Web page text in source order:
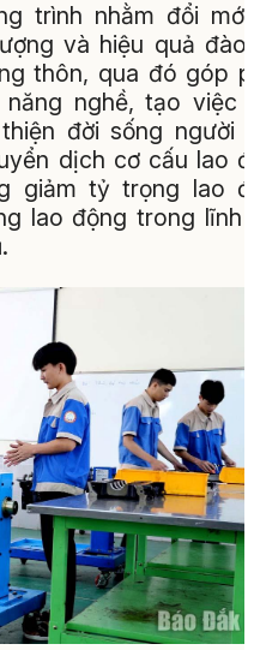
trình nhằm đổi
và hiệu quả
thôn, qua đó góp
nghề, tạo việc
đời sống người
dịch cơ cấu lao
giảm tỷ trọng lao
lao động trong lĩnh